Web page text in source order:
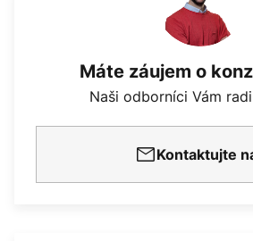
Máte záujem o
Naši odborníci Vám
Kontaktujte